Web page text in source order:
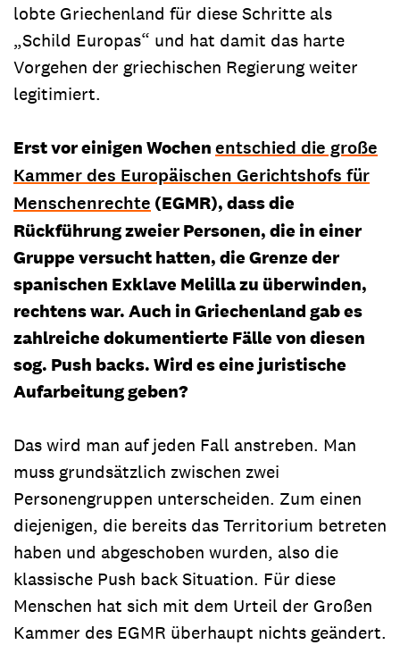
lobte Griechenland für diese Schritte als
„Schild Europas“ und hat damit das harte
Vorgehen der griechischen Regierung weiter
legitimiert.
Erst vor einigen Wochenentschied die große
Kammer des Europäischen Gerichtshofs für
Menschenrechte (EGMR), dass die
Rückführung zweier Personen, die in einer
Gruppe versucht hatten, die Grenze der
spanischen Exklave Melilla zu überwinden,
rechtens war. Auch in Griechenland gab es
zahlreiche dokumentierte Fälle von diesen
sog. Push backs. Wird es eine juristische
Aufarbeitung geben?
Das wird man auf jeden Fall anstreben. Man
muss grundsätzlich zwischen zwei
Personengruppen unterscheiden. Zum einen
diejenigen, die bereits das Territorium betreten
haben und abgeschoben wurden, also die
klassische Push back Situation. Für diese
Menschen hat sich mit dem Urteil der Großen
Kammer des EGMR überhaupt nichts geändert.